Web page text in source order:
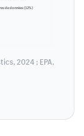
de données (12%)
2024 ; EPA,